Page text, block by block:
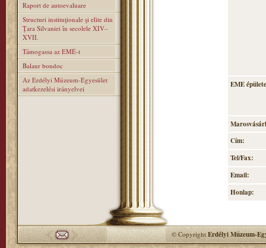
Raport de autoevaluare
Structuri instituţionale şi elite din
Ţara Silvaniei în secolele XIV–
XVII.
Támogassa az EMÉ-t
Balaur bondoc
Az Erdélyi Múzeum-Egyesület
adatkezelési irányelvei
EME
Cím:
Tel/Fax:
Email:
Honlap:
© CopyrightErdélyi Múzeum-